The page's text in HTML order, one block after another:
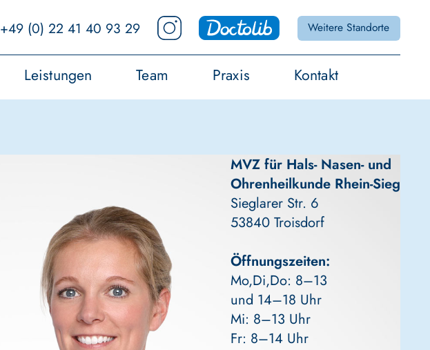
+49 (0) 22 41 40 93 29 Weitere Standorte
Leistungen Team Praxis Kontakt
MVZ für Hals- Nasen- und
Ohrenheilkunde Rhein-Sieg
Sieglarer Str. 6
53840 Troisdorf
Öffnungszeiten:
Mo,Di,Do: 8–13
und 14–18 Uhr
Mi: 8–13 Uhr
Fr: 8–14 Uhr